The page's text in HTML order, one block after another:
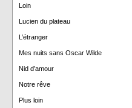
Loin
Lucien du plateau
L’étranger
Mes nuits sans Oscar Wilde
Nid d’amour
Notre rêve
Plus loin